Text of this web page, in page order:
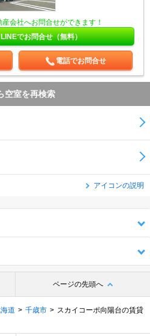
会社へお問合せができます！
でお問合せ（無料）
電話でお問合せ
空室を再検索
アイコンの説明
ページの先頭へ
道 千歳市
スカイコーポ向陽台の賃貸